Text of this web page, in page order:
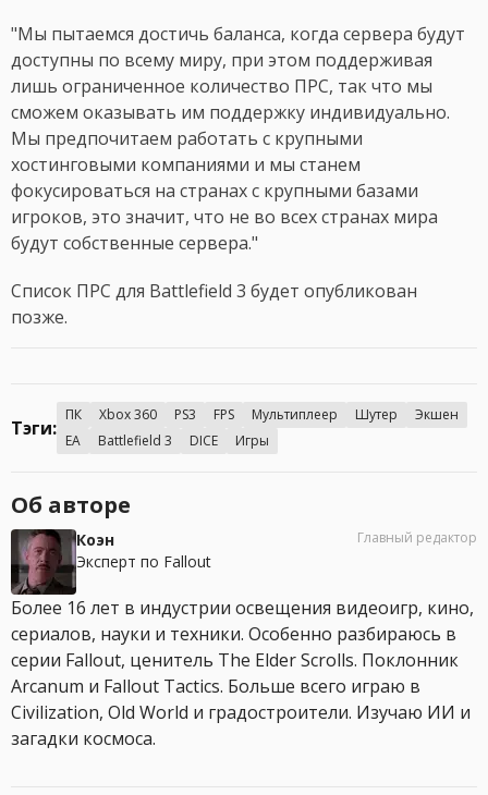
"Мы пытаемся достичь баланса, когда сервера будут
доступны по всему миру, при этом поддерживая
лишь ограниченное количество ПРС, так что мы
сможем оказывать им поддержку индивидуально.
Мы предпочитаем работать с крупными
хостинговыми компаниями и мы станем
фокусироваться на странах с крупными базами
игроков, это значит, что не во всех странах мира
будут собственные сервера."
Список ПРС для Battlefield 3 будет опубликован
позже.
Тэги:
ПК Xbox 360 PS3 FPS Мультиплеер Шутер
Экшен
EA
Battlefield 3 DICE Игры
Об авторе
Коэн
Эксперт по Fallout
Главный редактор
Более 16 лет в индустрии освещения видеоигр, кино,
сериалов, науки и техники. Особенно разбираюсь в
серии Fallout, ценитель The Elder Scrolls. Поклонник
Arcanum и Fallout Tactics. Больше всего играю в
Civilization, Old World и градостроители. Изучаю ИИ и
загадки космоса.